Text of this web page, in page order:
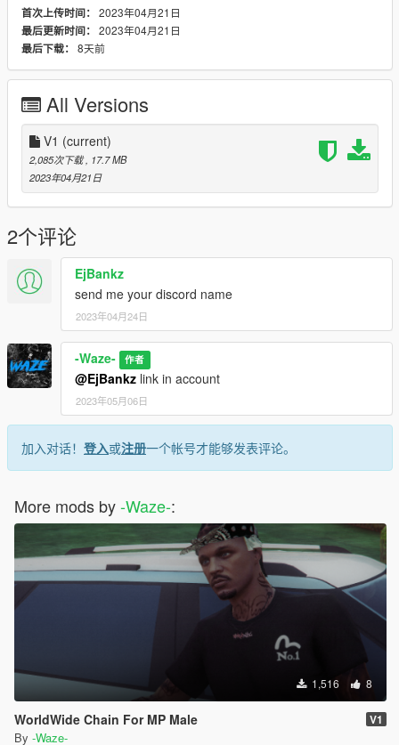
首次上传时间： 2023年04月21日
最后更新时间： 2023年04月21日
最后下载： 8天前
All Versions
V1 (current)
2,085次下载, 17.7 MB
2023年04月21日
2个评论
EjBankz
send me your discord name
2023年04月24日
-Waze- 作者
@EjBankz link in account
2023年05月06日
加入对话！ 登入或注册一个帐号才能够发表评论。
More mods by-Waze-:
1,516 8
WorldWide Chain For MP Male V1
By -Waze-